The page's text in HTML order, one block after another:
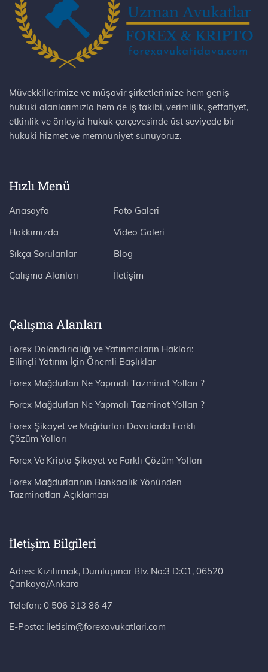
Müvekkillerimize ve müşavir şirketlerimize hem geniş
hukuki alanlarımızla hem de iş takibi, verimlilik, şeffafiyet,
etkinlik ve önleyici hukuk çerçevesinde üst seviyede bir
hukuki hizmet ve memnuniyet sunuyoruz.
Hızlı Menü
Anasayfa
Hakkımızda
Sıkça Sorulanlar
Çalışma Alanları
Foto Galeri
Video Galeri
Blog
İletişim
Çalışma Alanları
Forex Dolandırıcılığı ve Yatırımcıların Hakları:
Bilinçli Yatırım İçin Önemli Başlıklar
Forex Mağdurları Ne Yapmalı Tazminat Yolları ?
Forex Mağdurları Ne Yapmalı Tazminat Yolları ?
Forex Şikayet ve Mağdurları Davalarda Farklı
Çözüm Yolları
Forex Ve Kripto Şikayet ve Farklı Çözüm Yolları
Forex Mağdurlarının Bankacılık Yönünden
Tazminatları Açıklaması
İletişim Bilgileri
Adres: Kızılırmak, Dumlupınar Blv. No:3 D:C1, 06520 Çankaya/Ankara
Telefon: 0 506 313 86 47
E-Posta: iletisim@forexavukatlari.com